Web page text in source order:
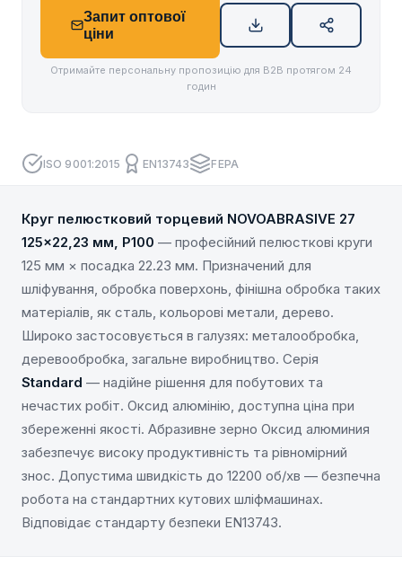
Запит оптової
ціни
Отримайте персональну пропозицію для B2B протягом 24
годин
ISO 9001:2015 EN13743 FEPA
Круг пелюстковий торцевий NOVOABRASIVE 27
125×22,23 мм, P100 — професійний пелюсткові круги
125 мм × посадка 22.23 мм. Призначений для
шліфування, обробка поверхонь, фінішна обробка таких
матеріалів, як сталь, кольорові метали, дерево.
Широко застосовується в галузях: металообробка,
деревообробка, загальне виробництво. Серія
Standard — надійне рішення для побутових та
нечастих робіт. Оксид алюмінію, доступна ціна при
збереженні якості. Абразивне зерно Оксид алюминия
забезпечує високу продуктивність та рівномірний
знос. Допустима швидкість до 12200 об/хв — безпечна
робота на стандартних кутових шліфмашинах.
Відповідає стандарту безпеки EN13743.